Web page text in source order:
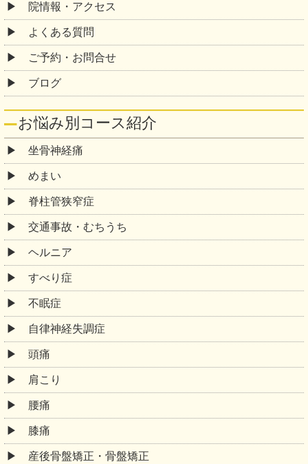
院情報・アクセス
よくある質問
ご予約・お問合せ
ブログ
お悩み別コース紹介
坐骨神経痛
めまい
脊柱管狭窄症
交通事故・むちうち
ヘルニア
すべり症
不眠症
自律神経失調症
頭痛
肩こり
腰痛
膝痛
産後骨盤矯正・骨盤矯正